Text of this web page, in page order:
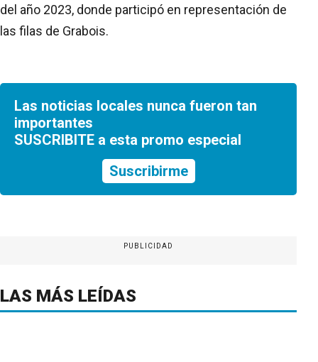
del año 2023, donde participó en representación de
las filas de Grabois.
Las noticias locales nunca fueron tan
importantes
SUSCRIBITE a esta promo especial
Suscribirme
PUBLICIDAD
LAS MÁS LEÍDAS